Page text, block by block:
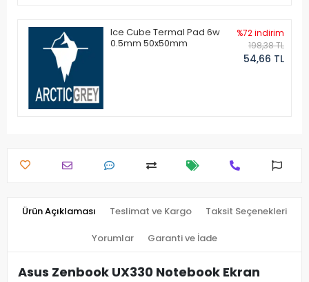
Ice Cube Termal Pad 6w
0.5mm 50x50mm
%72 indirim
198,38 TL
54,66 TL
Ürün Açıklaması Teslimat ve Kargo Taksit Seçenekleri
Yorumlar Garanti ve İade
Asus Zenbook UX330 Notebook Ekran